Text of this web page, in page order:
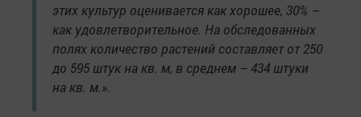
этих культур оценивается как хорошее, 30% –
как удовлетворительное. На обследованных
полях количество растений составляет от 250
до 595 штук на кв. м, в среднем – 434 штуки
на кв. м.».